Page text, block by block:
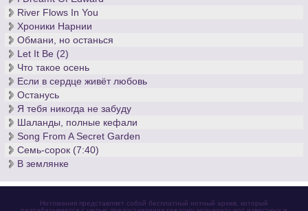
River Flows In You
Хроники Нарнии
Обмани, но останься
Let It Be (2)
Что такое осень
Если в сердце живёт любовь
Останусь
Я тебя никогда не забуду
Шаланды, полные кефали
Song From A Secret Garden
Семь-сорок (7:40)
В землянке
Нотомания представляет собой бесплатный нотный архив, который